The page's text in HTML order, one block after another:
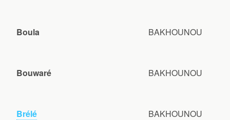
Boula BAKHOUNOU
Bouwaré BAKHOUNOU
Brélé BAKHOUNOU